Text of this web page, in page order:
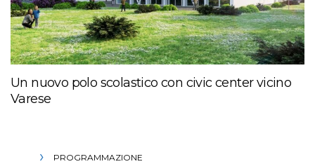
Un nuovo polo scolastico con civic center vicino
Varese
PROGRAMMAZIONE